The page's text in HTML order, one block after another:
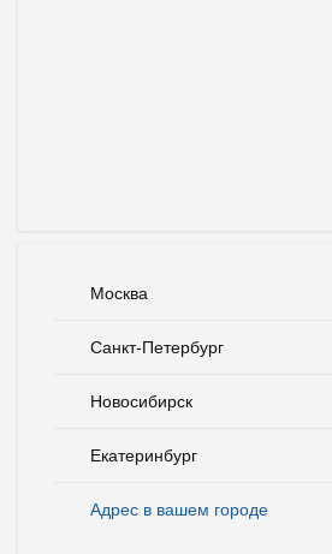
Москва
Санкт-Петербург
Новосибирск
Екатеринбург
Адрес в вашем городе